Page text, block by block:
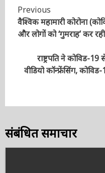
Continue
Reading
Previous
वैश्विक महामारी कोरोना
राजनीति’ और लोगों को
शाह